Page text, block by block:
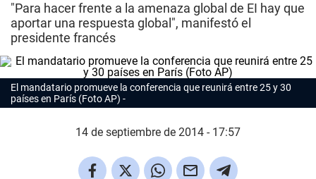
"Para hacer frente a la amenaza global de EI hay que
aportar una respuesta global", manifestó el
presidente francés
El mandatario promueve la conferencia que reunirá entre 25 y 30
países en París (Foto AP)
14 de septiembre de 2014 - 17:57